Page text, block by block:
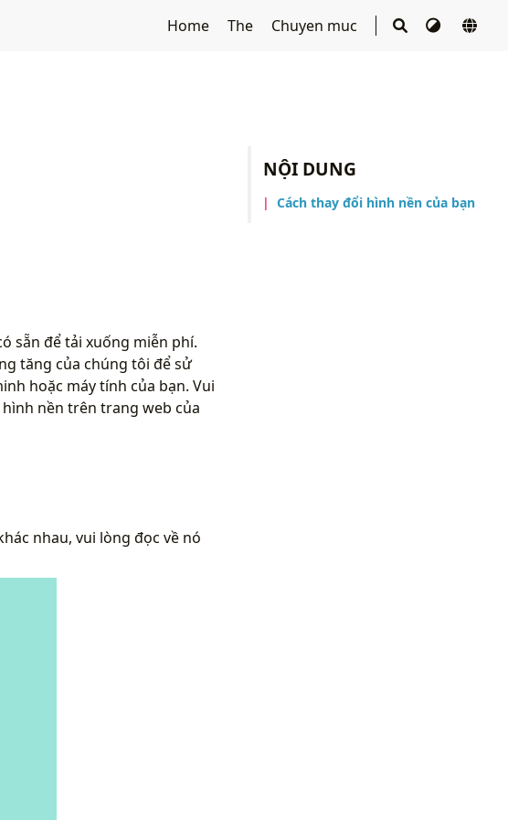
Home The Chuyen muc
NỘI DUNG
Cách thay đổi hình nền của bạn
sẵn để tải xuống miễn phí.
tăng của chúng tôi để sử
hoặc máy tính của bạn. Vui
hình nền trên trang web của
nhau, vui lòng đọc về nó